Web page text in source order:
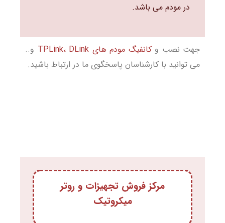
در مودم می باشد.
جهت نصب وکانفیگ مودم های TPLink، DLink
و..
می توانید با کارشناسان پاسخگوی ما در ارتباط باشید.
مرکز فروش تجهیزات و روتر
میکروتیک